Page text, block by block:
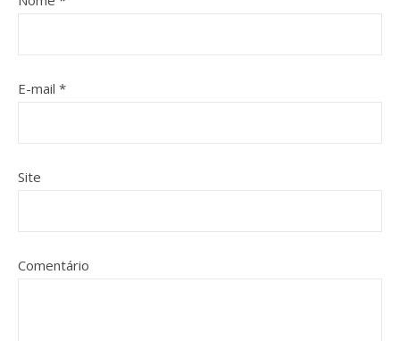
E-mail *
Site
Comentário